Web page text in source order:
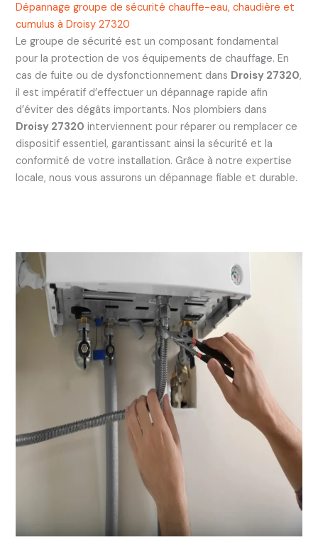
Dépannage groupe de sécurité chauffe-eau, chaudière et
cumulus à Droisy 27320
Le groupe de sécurité est un composant fondamental
pour la protection de vos équipements de chauffage. En
cas de fuite ou de dysfonctionnement dans Droisy 27320,
il est impératif d’effectuer un dépannage rapide afin
d’éviter des dégâts importants. Nos plombiers dans
Droisy 27320 interviennent pour réparer ou remplacer ce
dispositif essentiel, garantissant ainsi la sécurité et la
conformité de votre installation. Grâce à notre expertise
locale, nous vous assurons un dépannage fiable et durable.